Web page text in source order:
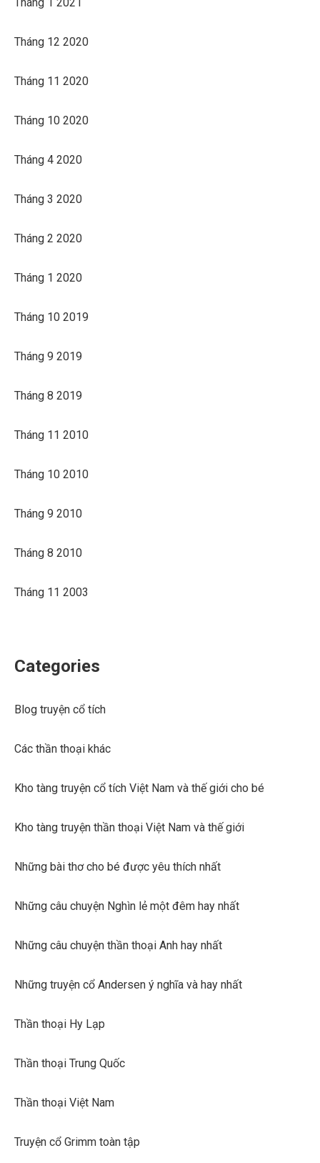
Tháng 12 2020
Tháng 11 2020
Tháng 10 2020
Tháng 4 2020
Tháng 3 2020
Tháng 2 2020
Tháng 1 2020
Tháng 10 2019
Tháng 9 2019
Tháng 8 2019
Tháng 11 2010
Tháng 10 2010
Tháng 9 2010
Tháng 8 2010
Tháng 11 2003
Categories
Blog truyện cổ tích
Các thần thoại khác
Kho tàng truyện cổ tích Việt Nam và thế giới cho bé
Kho tàng truyện thần thoại Việt Nam và thế giới
Những bài thơ cho bé được yêu thích nhất
Những câu chuyện Nghìn lẻ một đêm hay nhất
Những câu chuyện thần thoại Anh hay nhất
Những truyện cổ Andersen ý nghĩa và hay nhất
Thần thoại Hy Lạp
Thần thoại Trung Quốc
Thần thoại Việt Nam
Truyện cổ Grimm toàn tập